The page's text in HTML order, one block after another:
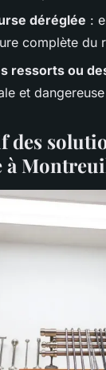
déréglée :
complète du
ressorts ou
et dangereuse
des
à